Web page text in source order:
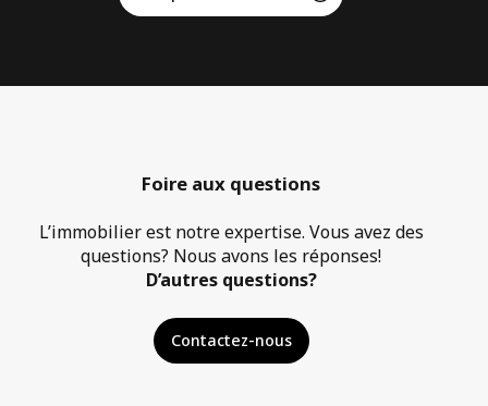
Foire aux questions
L’immobilier est notre expertise. Vous avez des
questions? Nous avons les réponses!
D’autres questions?
Contactez-nous